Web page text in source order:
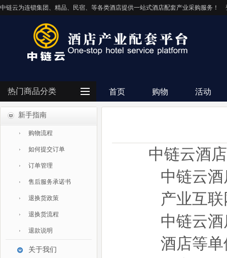
中链云为连锁集团、精品、民宿、等各类酒店提供一站式酒店配套产业采购服务！
热门商品分类 首页 购物 活动
客房用品
餐饮用品
基础建材
新手指南
购物流程
如何提交订单
订单管理
售后服务承诺书
退换货政策
退换货流程
退款说明
关于我们
中链云酒
中链云
产业互
中链云
酒店等